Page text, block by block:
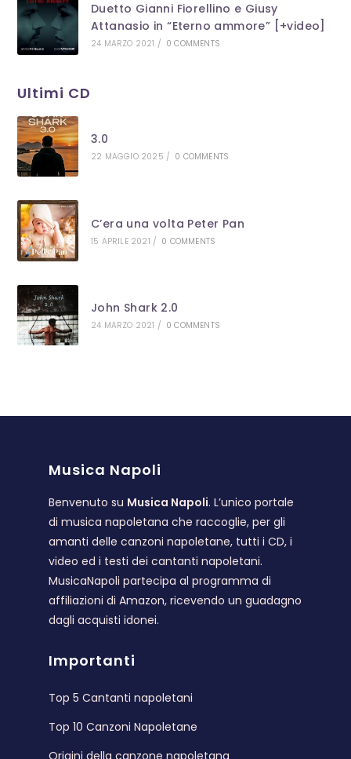
Duetto Gianni Fiorellino e Giusy
Attanasio in “Eterno ammore” [+video]
24 MARZO 2021 / 0 COMMENTS
Ultimi CD
3.0
22 MAGGIO 2025 / 0 COMMENTS
C’era una volta Peter Pan
15 APRILE 2021 / 0 COMMENTS
John Shark 2.0
24 MARZO 2021 / 0 COMMENTS
Musica Napoli
Benvenuto su Musica Napoli. L’unico portale
di musica napoletana che raccoglie, per gli
amanti delle canzoni napoletane, tutti i CD, i
video ed i testi dei cantanti napoletani.
MusicaNapoli partecipa al programma di
affiliazioni di Amazon, ricevendo un guadagno
dagli acquisti idonei.
Importanti
Top 5 Cantanti napoletani
Top 10 Canzoni Napoletane
Origini della canzone napoletana